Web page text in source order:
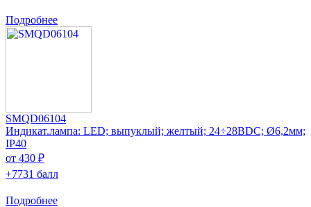
Подробнее
SMQD06104
Индикат.лампа: LED; выпуклый; желтый; 24÷28ВDC; Ø6,2мм;
IP40
от 430 ₽
+7731 балл
Подробнее